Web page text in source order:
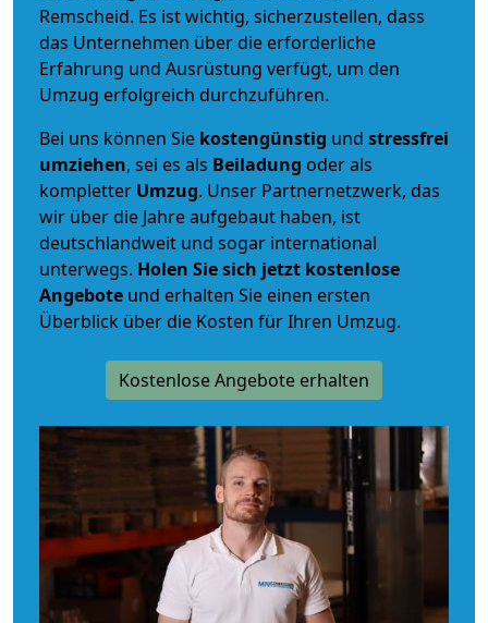
Remscheid. Es ist wichtig, sicherzustellen, dass
das Unternehmen über die erforderliche
Erfahrung und Ausrüstung verfügt, um den
Umzug erfolgreich durchzuführen.
Bei uns können Sie kostengünstig und stressfrei
umziehen, sei es als Beiladung oder als
kompletter Umzug. Unser Partnernetzwerk, das
wir über die Jahre aufgebaut haben, ist
deutschlandweit und sogar international
unterwegs. Holen Sie sich jetzt kostenlose
Angebote und erhalten Sie einen ersten
Überblick über die Kosten für Ihren Umzug.
Kostenlose Angebote erhalten